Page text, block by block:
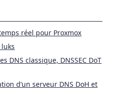
réel pour Proxmox
DNS classique, DNSSEC DoT
d’un serveur DNS DoH et